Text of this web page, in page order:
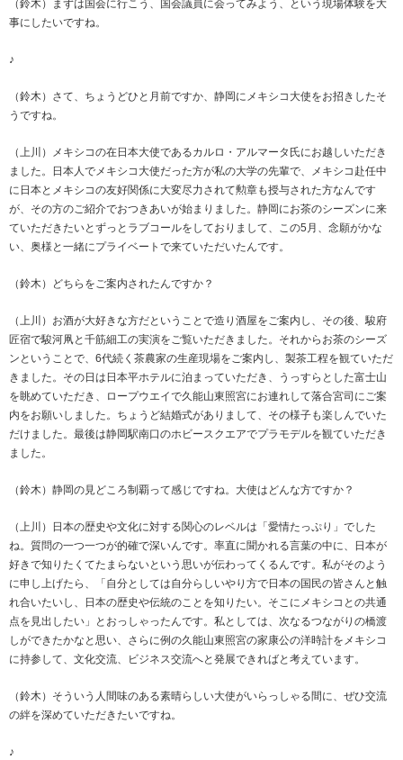
（鈴木）まずは国会に行こう、国会議員に会ってみよう、という現場体験を大
事にしたいですね。
♪
（鈴木）さて、ちょうどひと月前ですか、静岡にメキシコ大使をお招きしたそ
うですね。
（上川）メキシコの在日本大使であるカルロ・アルマータ氏にお越しいただき
ました。日本人でメキシコ大使だった方が私の大学の先輩で、メキシコ赴任中
に日本とメキシコの友好関係に大変尽力されて勲章も授与された方なんです
が、その方のご紹介でおつきあいが始まりました。静岡にお茶のシーズンに来
ていただきたいとずっとラブコールをしておりまして、この5月、念願がかな
い、奥様と一緒にプライベートで来ていただいたんです。
（鈴木）どちらをご案内されたんですか？
（上川）お酒が大好きな方だということで造り酒屋をご案内し、その後、駿府
匠宿で駿河凧と千筋細工の実演をご覧いただきました。それからお茶のシーズ
ンということで、6代続く茶農家の生産現場をご案内し、製茶工程を観ていただ
きました。その日は日本平ホテルに泊まっていただき、うっすらとした富士山
を眺めていただき、ロープウエイで久能山東照宮にお連れして落合宮司にご案
内をお願いしました。ちょうど結婚式がありまして、その様子も楽しんでいた
だけました。最後は静岡駅南口のホビースクエアでプラモデルを観ていただき
ました。
（鈴木）静岡の見どころ制覇って感じですね。大使はどんな方ですか？
（上川）日本の歴史や文化に対する関心のレベルは「愛情たっぷり」でした
ね。質問の一つ一つが的確で深いんです。率直に聞かれる言葉の中に、日本が
好きで知りたくてたまらないという思いが伝わってくるんです。私がそのよう
に申し上げたら、「自分としては自分らしいやり方で日本の国民の皆さんと触
れ合いたいし、日本の歴史や伝統のことを知りたい。そこにメキシコとの共通
点を見出したい」とおっしゃったんです。私としては、次なるつながりの橋渡
しができたかなと思い、さらに例の久能山東照宮の家康公の洋時計をメキシコ
に持参して、文化交流、ビジネス交流へと発展できればと考えています。
（鈴木）そういう人間味のある素晴らしい大使がいらっしゃる間に、ぜひ交流
の絆を深めていただきたいですね。
♪